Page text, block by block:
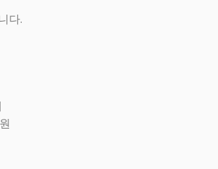
다.